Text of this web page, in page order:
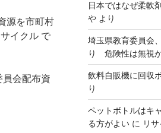
源を市町村
イクル で
会配布資
日本ではなぜ柔軟
やより
埼玉県教育委員会
り 危険性は無視
飲料自販機に回収
り
ペットボトルはキ
る方がよいに リ